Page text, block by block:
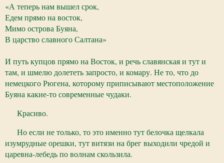
«А теперь нам вышел срок,
Едем прямо на восток,
Мимо острова Буяна,
В царство славного Салтана»
И путь купцов прямо на Восток, и речь славянская и тут и
там, и шмелю долететь запросто, и комару. Не то, что до
немецкого Рюгена, которому приписывают местоположение
Буяна какие-то современные чудаки.
Красиво.
Но если не только, то это именно тут белочка щелкала
изумрудные орешки, тут витязи на брег выходили чредой и
царевна-лебедь по волнам скользила.